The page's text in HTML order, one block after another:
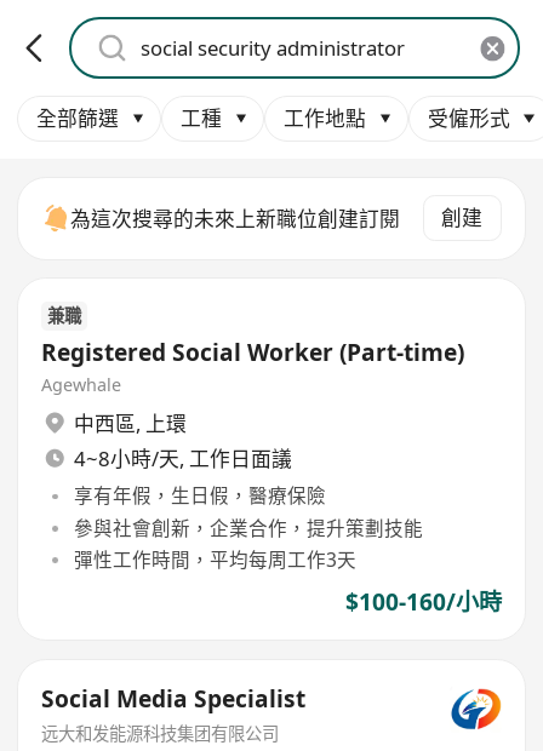
全部篩選 工種 工作地點 受僱形式
為這次搜尋的未來上新職位創建訂閱 創建
兼職
Registered Social Worker (Part-time)
Agewhale
中西區, 上環
4~8小時/天, 工作日面議
享有年假，生日假，醫療保險
參與社會創新，企業合作，提升策劃技能
彈性工作時間，平均每周工作3天
$100-160/小時
Social Media Specialist
远大和发能源科技集团有限公司